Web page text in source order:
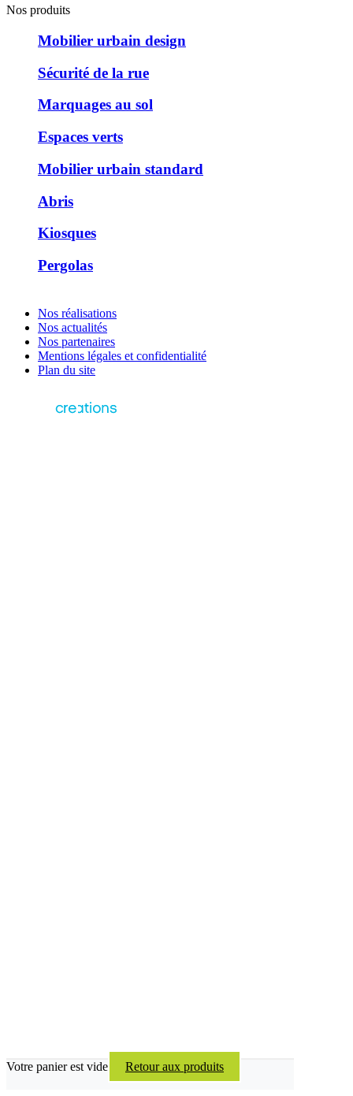
Nos produits
Mobilier urbain design
Sécurité de la rue
Marquages au sol
Espaces verts
Mobilier urbain standard
Abris
Kiosques
Pergolas
Nos réalisations
Nos actualités
Nos partenaires
Mentions légales et confidentialité
Plan du site
Votre panier est vide Retour aux produits